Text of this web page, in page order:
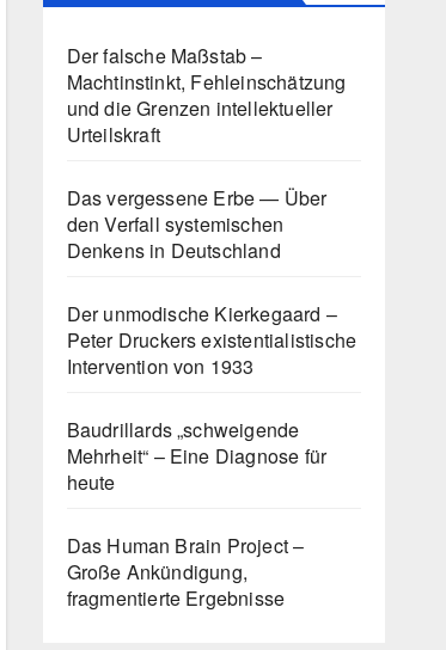
Der falsche Maßstab –
Machtinstinkt, Fehleinschätzung
und die Grenzen intellektueller
Urteilskraft
Das vergessene Erbe — Über
den Verfall systemischen
Denkens in Deutschland
Der unmodische Kierkegaard –
Peter Druckers existentialistische
Intervention von 1933
Baudrillards „schweigende
Mehrheit“ – Eine Diagnose für
heute
Das Human Brain Project –
Große Ankündigung,
fragmentierte Ergebnisse